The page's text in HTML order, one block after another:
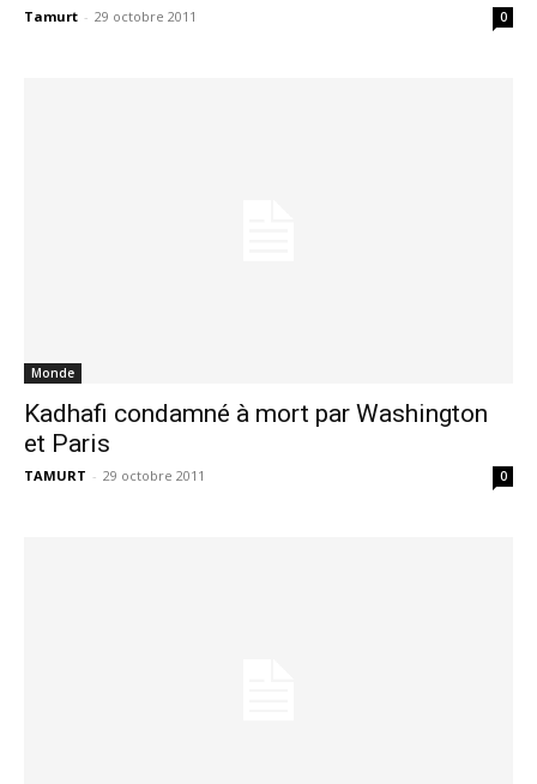
Tamurt - 29 octobre 2011 0
Monde
Kadhafi condamné à mort par Washington
et Paris
TAMURT - 29 octobre 2011 0